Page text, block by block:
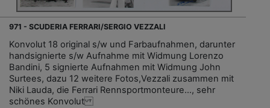
971 - SCUDERIA FERRARI/SERGIO VEZZALI
Konvolut 18 original s/w und Farbaufnahmen, darunter
handsignierte s/w Aufnahme mit Widmung Lorenzo
Bandini, 5 signierte Aufnahmen mit Widmung John
Surtees, dazu 12 weitere Fotos,Vezzali zusammen mit
Niki Lauda, die Ferrari Rennsportmonteure…, sehr
schönes Konvolut